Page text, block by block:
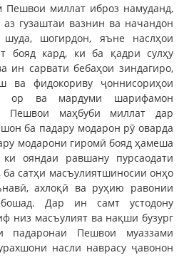
Пешвои миллат иброз намуданд,
гузаштаи вазнин ва начандон
шогирдон, яъне наслҳои
бояд кард, ки ба қадри сулҳу
ин сарвати бебаҳои зиндагиро,
ва фидокориву ҷоннисориҳои
ор ва мардуми шарифамон
Пешвои маҳбуби миллат дар
ба падару модарон рӯ оварда
модарони гиромӣ бояд ҳамеша
ояндаи равшану пурсаодати
сатҳи масъулиятшиносии онҳо
ахлоқӣ ва руҳию равонии
Дар ин самт устодону
низ масъулият ва нақши бузург
падаронаи Пешвои муаззами
насли наврасу ҷавонон